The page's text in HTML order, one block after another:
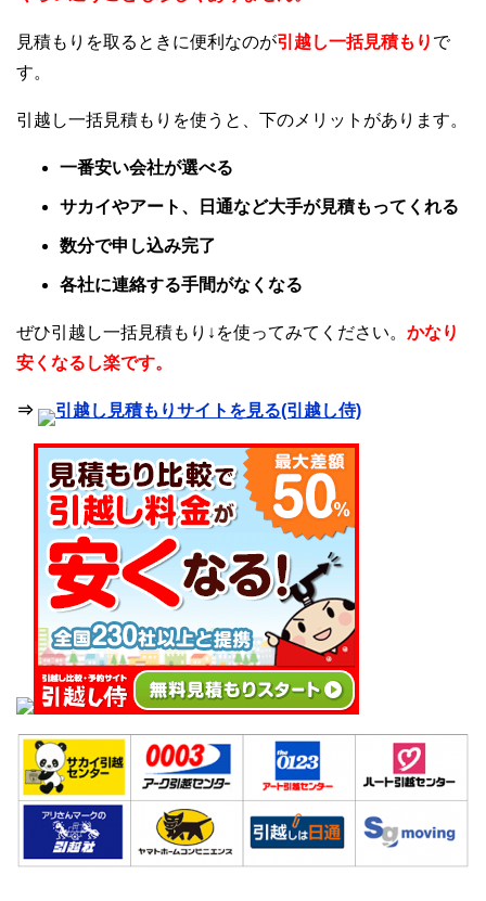
見積もりを取るときに便利なのが引越し一括見積もり で
す。
引越し一括見積もりを使うと、下のメリットがあります。
一番安い会社が選べる
サカイやアート、日通など大手が見積もってくれる
数分で申し込み完了
各社に連絡する手間がなくなる
ぜひ引越し一括見積もり↓を使ってみてください。 かなり
安くなるし楽です。
⇒ 引越し見積もりサイトを見る(引越し侍)